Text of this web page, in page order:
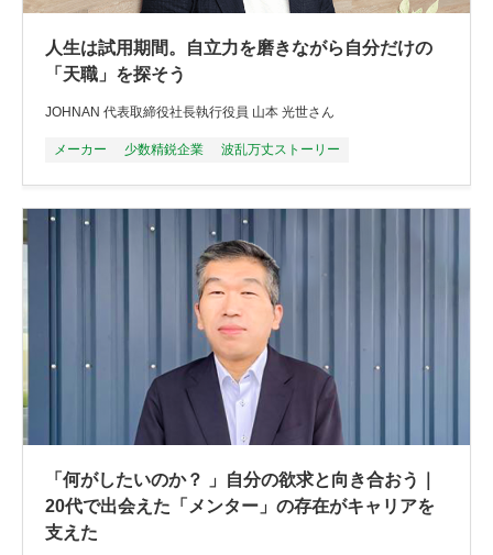
人生は試用期間。自立力を磨きながら自分だけの
「天職」を探そう
JOHNAN 代表取締役社長執行役員 山本 光世さん
メーカー 少数精鋭企業 波乱万丈ストーリー
「何がしたいのか？ 」自分の欲求と向き合おう｜
20代で出会えた「メンター」の存在がキャリアを
支えた